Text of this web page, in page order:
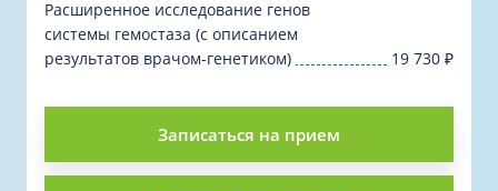
Расширенное исследование генов
системы гемостаза (с описанием
результатов врачом-генетиком)
19 730 ₽
Записаться на прием